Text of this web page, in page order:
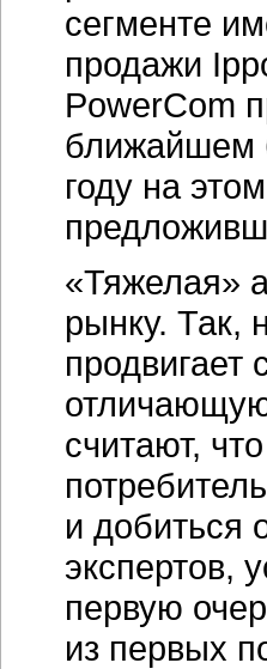
сегменте
продажи
PowerCom
ближайшем
году на
«Тяжелая»
рынку. Так,
считают,
и добиться
экспертов,
первую
из первых